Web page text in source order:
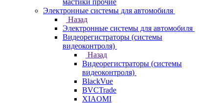
мастики прочие
Электронные системы для автомобиля
Назад
Электронные системы для автомобиля
Видеорегистраторы (системы
видеоконтроля)
Назад
Видеорегистраторы (системы
видеоконтроля)
BlackVue
BVCTrade
XIAOMI